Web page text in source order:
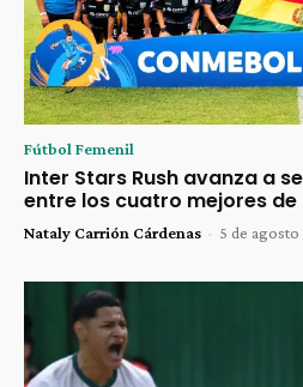
Fútbol Femenil
Inter Stars Rush avanza a
entre los cuatro mejores
Nataly Carrión Cárdenas - 5 de agosto